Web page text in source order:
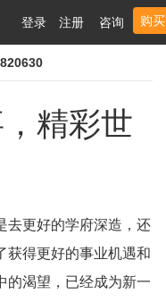
购买
咨询
注册
登录
精彩世
去更好的学府深造，还
获得更好的事业机遇和
渴望，已经成为新一